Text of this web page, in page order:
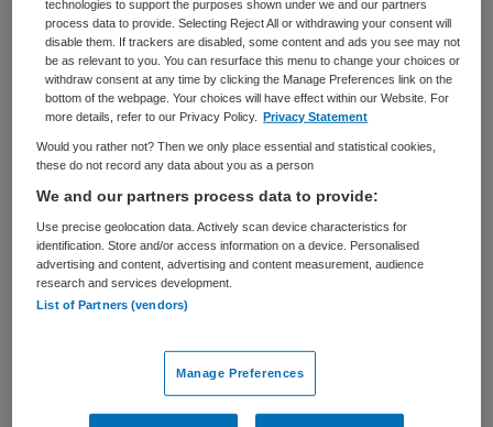
Overige Tijdelijk met uitzicht op vast
PLAATSINGSDATUM
5 mei 2026
NIVEAU
WO
ERVARING
Senior
DIENSTVERBAND
Fulltime
Vacature niet beschikbaar
Deze vacature Afdelingsmanager Zorg - Onderzoek en
Data-Analyse bij Zorg en Zekerheid is niet meer actueel.
technologies to support the purposes shown under we and our partners
process data to provide. Selecting Reject All or withdrawing your consent will
disable them. If trackers are disabled, some content and ads you see may not
be as relevant to you. You can resurface this menu to change your choices or
withdraw consent at any time by clicking the Manage Preferences link on the
bottom of the webpage. Your choices will have effect within our Website. For
more details, refer to our Privacy Policy.
Privacy Statement
Would you rather not? Then we only place essential and statistical cookies,
these do not record any data about you as a person
We and our partners process data to provide:
Use precise geolocation data. Actively scan device characteristics for
identification. Store and/or access information on a device. Personalised
advertising and content, advertising and content measurement, audience
research and services development.
List of Partners (vendors)
Manage Preferences